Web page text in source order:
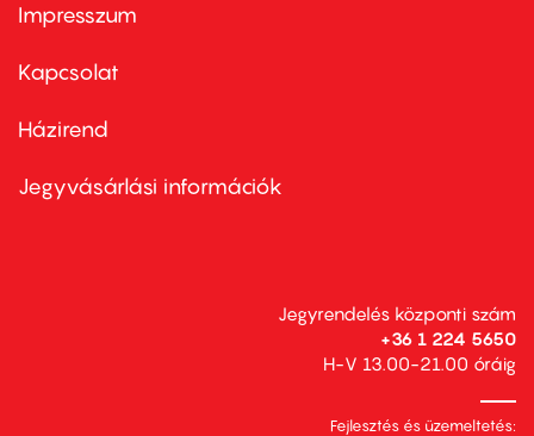
Footer
first
Impresszum
Kapcsolat
Footer
second
Házirend
Jegyvásárlási információk
Jegyrendelés központi szám
+36 1 224 5650
H-V 13.00-21.00 óráig
Fejlesztés és üzemeltetés: